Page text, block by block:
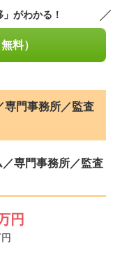
がわかる！
料）
専門事務所／監査
専門事務所／監査
円